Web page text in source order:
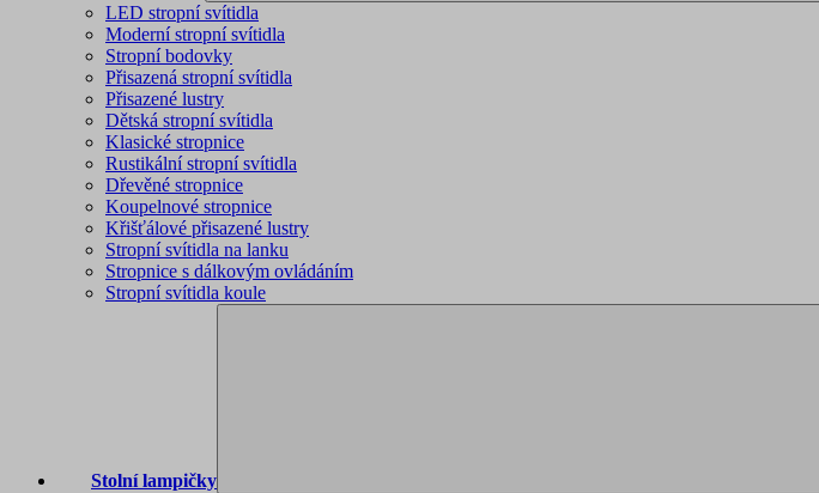
LED stropní svítidla
Moderní stropní svítidla
Stropní bodovky
Přisazená stropní svítidla
Přisazené lustry
Dětská stropní svítidla
Klasické stropnice
Rustikální stropní svítidla
Dřevěné stropnice
Koupelnové stropnice
Křišťálové přisazené lustry
Stropní svítidla na lanku
Stropnice s dálkovým ovládáním
Stropní svítidla koule
Stolní lampičky